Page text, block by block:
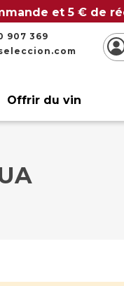
et 5 € de
907 369
Offrir du vin